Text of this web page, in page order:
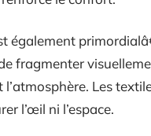
également
fragmenter
Les
l’œil ni l’espace.